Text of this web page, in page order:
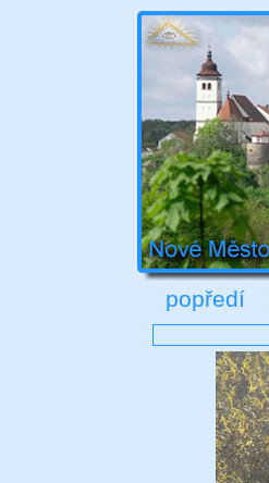
popředí